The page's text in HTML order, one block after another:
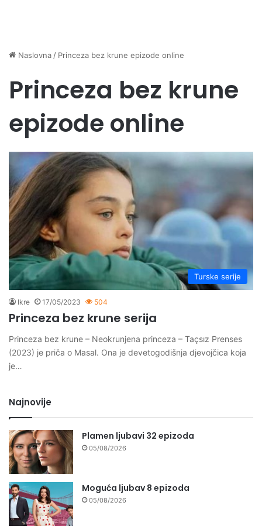
Naslovna / Princeza bez krune epizode online
Princeza bez krune
epizode online
Turske serije
Ikre 17/05/2023 504
Princeza bez krune serija
Princeza bez krune – Neokrunjena princeza – Taçsız Prenses
(2023) je priča o Masal. Ona je devetogodišnja djevojčica koja
je…
Najnovije
Plamen ljubavi 32 epizoda
05/08/2026
Moguća ljubav 8 epizoda
05/08/2026